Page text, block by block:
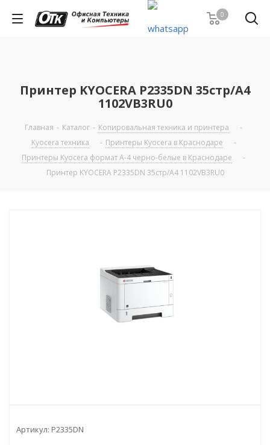
0
Принтер KYOCERA P2335DN 35стр/А4
1102VB3RU0
Главная - Каталог - Копировальная техника и принтера
-
Kyocera техника
- Принтеры Kyocera в Краснодаре
-
Принтеры Kyocera формат А-4 черно-белые в Краснодаре
-
Принтер KYOCERA P2335DN 35стр/А4 1102VB3RU0
Артикул: P2335DN